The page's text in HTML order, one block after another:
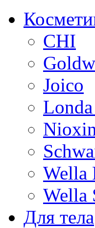
CHI
Joico
Wella
Wella
Для тела